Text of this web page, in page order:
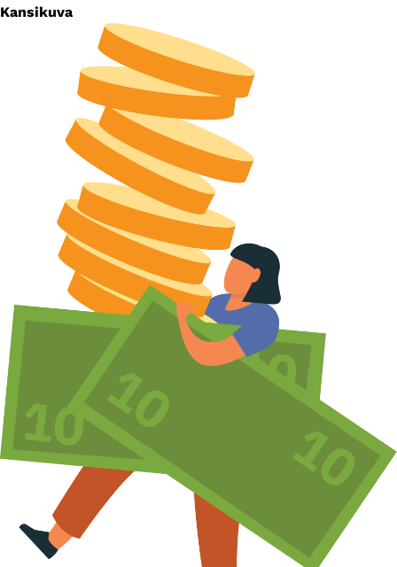
Kansikuva